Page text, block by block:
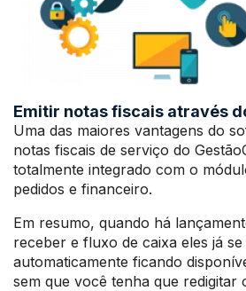
Emitir notas fiscais através
Uma das maiores vantagens do
notas fiscais de serviço do
totalmente integrado com o
pedidos e financeiro.
Em resumo, quando há
receber e fluxo de caixa eles já
automaticamente ficando
sem que você tenha que redigitar